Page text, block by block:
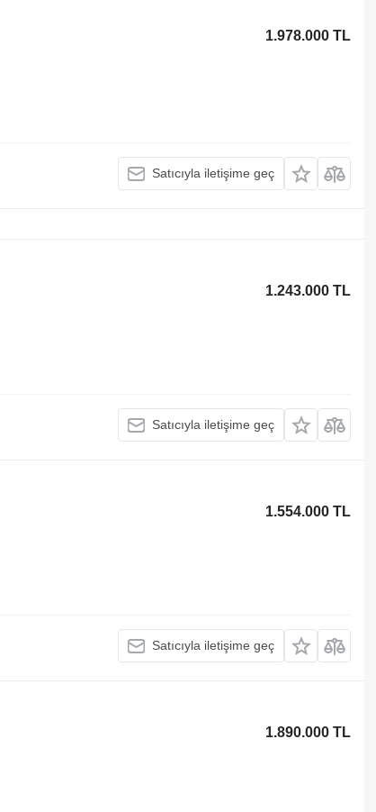
1.978.000 TL
Satıcıyla iletişime geç
1.243.000 TL
Satıcıyla iletişime geç
1.554.000 TL
Satıcıyla iletişime geç
1.890.000 TL